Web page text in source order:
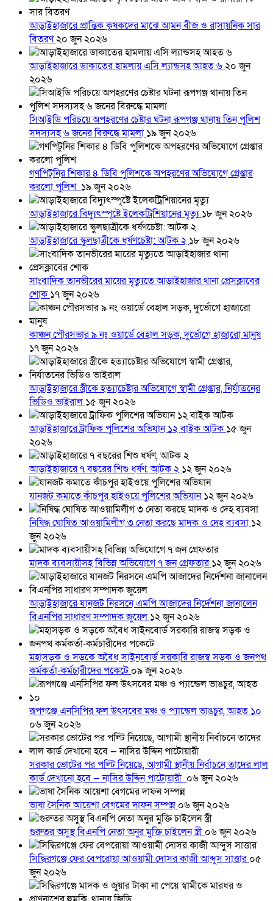
আড়াইহাজারে প্রান্তিক কৃষকদের মাঝে আমন বীজ ও রাসায়নিক সার
বিতরণ২০ জুন ২০২৬
আড়াইহাজারে ডাকাতের হামলায় এসি ল্যান্ডসহ আহত ৬২০ জুন
২০২৬
সিআইডি পরিচয়ে অপহরণের চেষ্টার ঘটনা রূপগঞ্জ থানায় তিন পুলিশ
সদস্যসহ ৬ জনের বিরুদ্ধে মামলা ১৯ জুন ২০২৬
গণপিটুনির শিকার ৪ ডিবি পুলিশকে অপহরণের অভিযোগে গ্রেপ্তার
করলো পুলিশ ১৯ জুন ২০২৬
আড়াইহাজারে বিদ্যুৎস্পৃষ্টে ইলেকট্রিশিয়ানের মৃত্যু১৮ জুন ২০২৬
আড়াইহাজারে স্কুলছাত্রীকে ধর্ষণচেষ্টা: আটক ২ ১৮ জুন ২০২৬
সাংবাদিক তানভীরের মায়ের মৃত্যুতে আড়াইহাজার থানা প্রেসক্লাবের
শোক ১৭ জুন ২০২৬
কাঞ্চন পৌরসভার ৯ নং ওয়ার্ডে বেহাল সড়ক, দুর্ভোগে হাজারো মানুষ
১৭ জুন ২০২৬
আড়াইহাজারে স্ত্রীকে হত্যাচেষ্টার অভিযোগে স্বামী গ্রেপ্তার, নির্যাতনের
ভিডিও ভাইরাল ১৫ জুন ২০২৬
আড়াইহাজারে ট্রাফিক পুলিশের অভিযান ১২ বাইক আটক ১৫ জুন
২০২৬
আড়াইহাজারে ৭ বছরের শিশু ধর্ষণ, আটক ২ ১২ জুন ২০২৬
যানজট কমাতে কাঁচপুর হাইওয়ে পুলিশের অভিযান১২ জুন ২০২৬
নিষিদ্ধ ঘোষিত আওয়ামিলীগ ৩ নেতা করছে মাদক ও দেহ ব্যবসা ১২
জুন ২০২৬
মাদক ব্যবসায়ীসহ বিভিন্ন অভিযোগে ৭ জন গ্রেফতার১২ জুন ২০২৬
আড়াইহাজারে যানজট নিরসনে এমপি আজাদের নির্দেশনা জানালেন
বিএনপির সাধারণ সম্পাদক জুয়েল ১২ জুন ২০২৬
মহাসড়ক ও সড়কে অবৈধ সাইনবোর্ড সরকারি রাজস্ব সড়ক ও জনপথ
কর্মকর্তা-কর্মচারীদের পকেটে০৯ জুন ২০২৬
রূপগঞ্জে এনসিপির ফল উৎসবের মঞ্চ ও প্যান্ডেল ভাঙচুর, আহত ১০
০৬ জুন ২০২৬
সরকার ভোটের পর পল্টি নিয়েছে, আগামী স্থানীয় নির্বাচনে তাদের লাল
কার্ড দেখানো হবে — নাসির উদ্দিন পাটোয়ারী ০৬ জুন ২০২৬
ভাষা সৈনিক আয়েশা বেগমের দাফন সম্পন্ন ০৬ জুন ২০২৬
গুরুতর অসুস্থ বিএনপি নেতা অনুর মুক্তি চাইলেন স্ত্রী০৬ জুন ২০২৬
সিদ্ধিরগঞ্জে ফের বেপরোয়া আওয়ামী দোসর কাজী আব্দুস সাত্তার০৫
জুন ২০২৬